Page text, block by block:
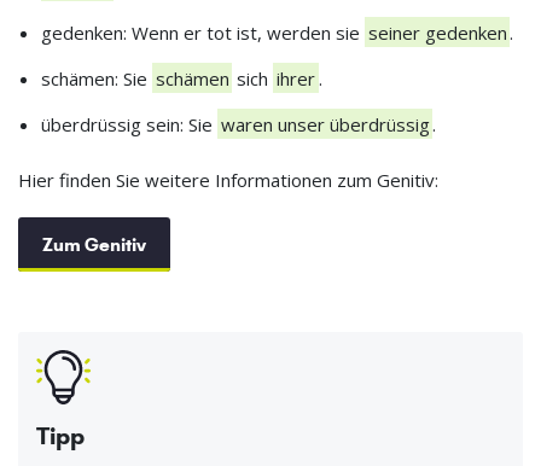
gedenken: Wenn er tot ist, werden sie seiner gedenken .
schämen: Sie schämen sich ihrer .
überdrüssig sein: Sie waren unser überdrüssig.
Hier finden Sie weitere Informationen zum Genitiv:
Zum Genitiv
Tipp